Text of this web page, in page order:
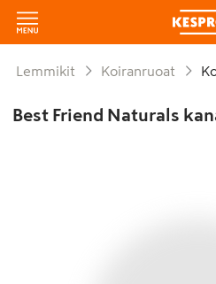
Lemmikit Koiranruoat
Best Friend Naturals